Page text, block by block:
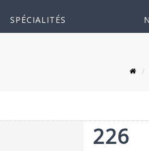
SPÉCIALITÉS
226